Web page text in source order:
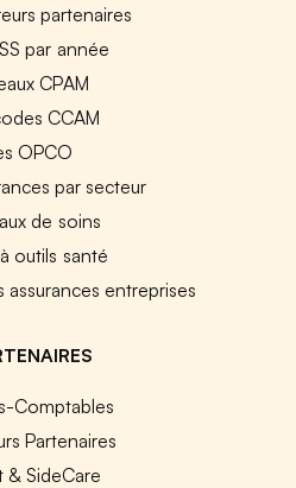
partenaires
par année
CPAM
CCAM
OPCO
par secteur
de soins
outils santé
assurances entreprises
Comptables
Partenaires
& SideCare